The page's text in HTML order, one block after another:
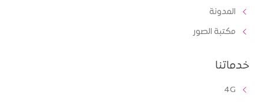
المدونة
مكتبة الصور
خدماتنا
4G